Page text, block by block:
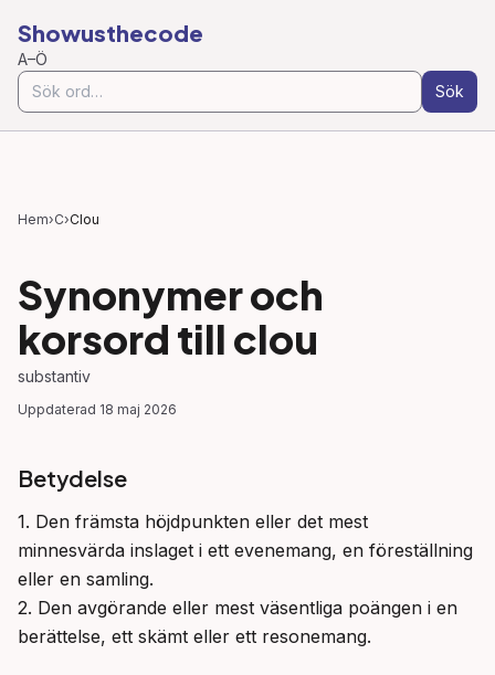
Showusthecode
A–Ö
Sök
Hem›C›Clou
Synonymer och
korsord till clou
substantiv
Uppdaterad 18 maj 2026
Betydelse
1. Den främsta höjdpunkten eller det mest
minnesvärda inslaget i ett evenemang, en föreställning
eller en samling.
2. Den avgörande eller mest väsentliga poängen i en
berättelse, ett skämt eller ett resonemang.